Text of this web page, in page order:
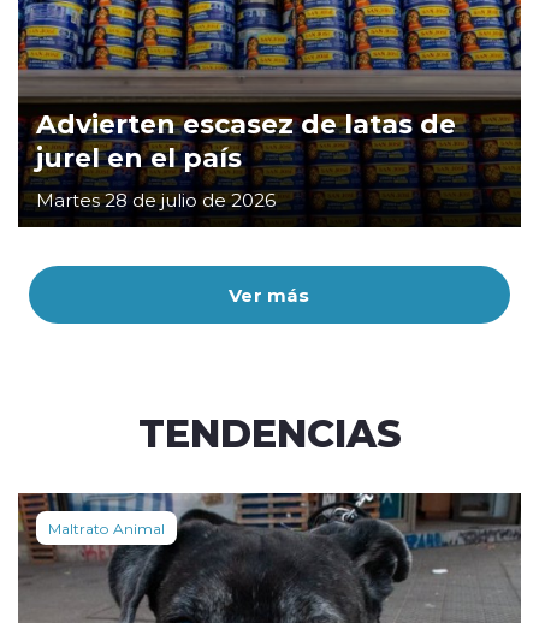
Ver más
Advierten escasez de latas de
jurel en el país
Martes 28 de julio de 2026
TENDENCIAS
Maltrato Animal